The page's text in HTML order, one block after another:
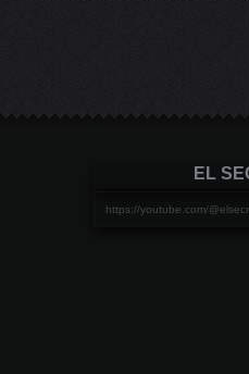
EL
https://youtube.com/